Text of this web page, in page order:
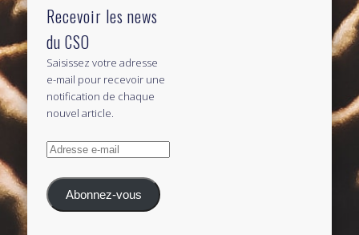
Recevoir les news
du CSO
Saisissez votre adresse
e-mail pour recevoir une
notification de chaque
nouvel article.
Adresse
mail
Abonnez-vous